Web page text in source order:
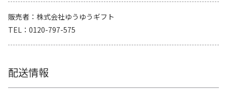
販売者
株式会社ゆうゆうギフト
TEL
0120-797-575
配送情報